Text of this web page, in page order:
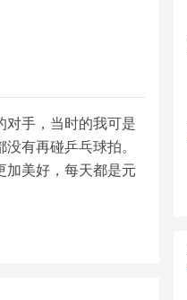
对手，当时的我可是
有再碰乒乓球拍。
加美好，每天都是元